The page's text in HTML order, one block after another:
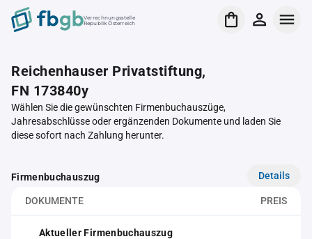
Verrechnungsstelle
Republik Österreich
Reichenhauser Privatstiftung,
FN 173840y
Wählen Sie die gewünschten Firmenbuchauszüge,
Jahresabschlüsse oder ergänzenden Dokumente und laden Sie
diese sofort nach Zahlung herunter.
Firmenbuchauszug Details
DOKUMENTE PREIS
Aktueller Firmenbuchauszug